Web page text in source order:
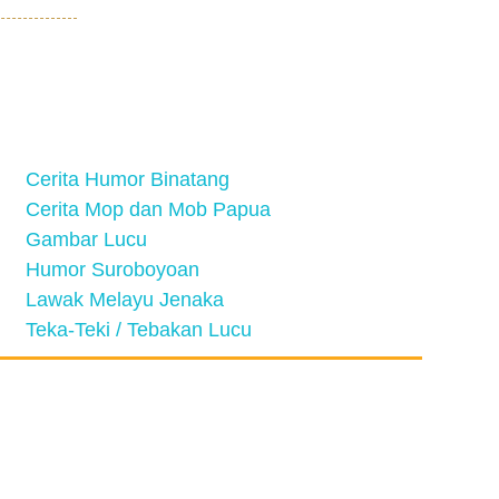
Cerita Humor Binatang
Cerita Mop dan Mob Papua
Gambar Lucu
Humor Suroboyoan
Lawak Melayu Jenaka
Teka-Teki / Tebakan Lucu